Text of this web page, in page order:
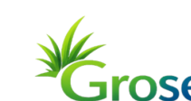
indholdet